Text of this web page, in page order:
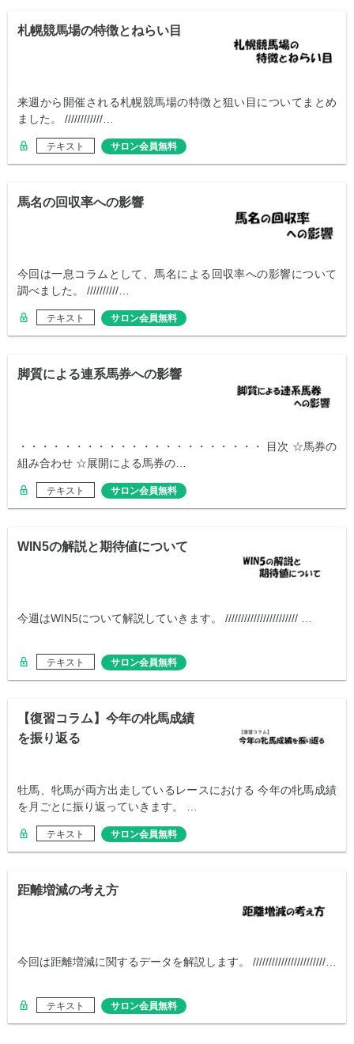
札幌競馬場の特徴とねらい目
来週から開催される札幌競馬場の特徴と狙い目についてまとめ
ました。 ////////////…
テキスト サロン会員無料
馬名の回収率への影響
今回は一息コラムとして、馬名による回収率への影響について
調べました。 //////////…
テキスト サロン会員無料
脚質による連系馬券への影響
・・・・・・・・・・・・・・・・・・・・・・ 目次 ☆馬券の
組み合わせ ☆展開による馬券の…
テキスト サロン会員無料
WIN5の解説と期待値について
今週はWIN5について解説していきます。 /////////////////////// …
テキスト サロン会員無料
【復習コラム】今年の牝馬成績
を振り返る
牡馬、牝馬が両方出走しているレースにおける 今年の牝馬成績
を月ごとに振り返っていきます。 …
テキスト サロン会員無料
距離増減の考え方
今回は距離増減に関するデータを解説します。 ///////////////////////…
テキスト サロン会員無料